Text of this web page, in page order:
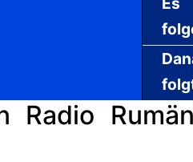
Radio